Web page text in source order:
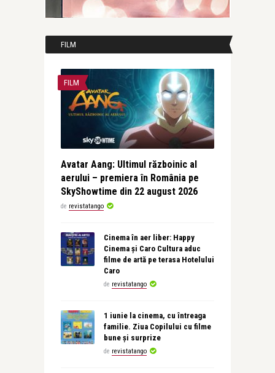
FILM
FILM
Avatar Aang: Ultimul războinic al
aerului – premiera în România pe
SkyShowtime din 22 august 2026
de revistatango
Cinema în aer liber: Happy
Cinema și Caro Cultura aduc
filme de artă pe terasa Hotelului
Caro
de revistatango
1 iunie la cinema, cu întreaga
familie. Ziua Copilului cu filme
bune și surprize
de revistatango